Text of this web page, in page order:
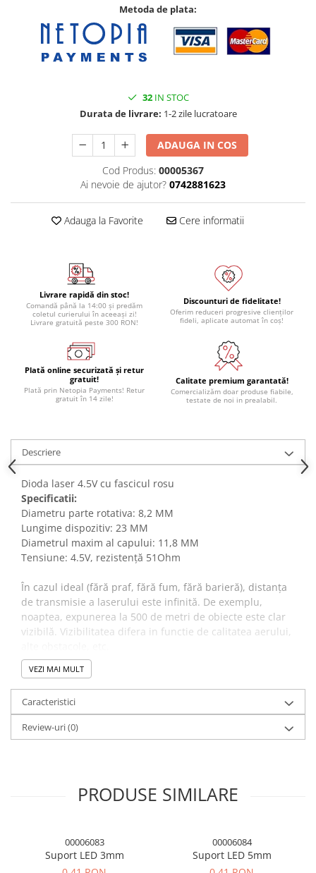
Scule
Rulmenti
CNC si accesorii CNC
Module balansare
Incarcare, descarcare si afisare
Accesorii baterii si acumulatori
Arduino si ESP32
Module Wireless
Senzori Arduino
Termostate
Ecrane LCD, TFT, OLED
Motoare
Variatoare turatie motoare
Surse de alimentare
Alimentatoare AC-DC
Convertoare DC-DC
Invertoare DC-AC
Panouri solare
Scule si aparate de masura
Aparate de masura si testare
Scule manuale si electrice
Cabluri, conectori si izolatie
Module Peltier, racire si
incalzire
Echipamente si accesorii banc
de lucru
Componente electronice
Rezistente si termistori
Metoda de plata:
32IN STOC
Durata de livrare: 1-2 zile lucratoare
ADAUGA IN COS
Cod Produs: 00005367
Ai nevoie de ajutor? 0742881623
Adauga la Favorite Cere informatii
Livrare rapidă din stoc!
Comandă până la 14:00 și predăm
coletul curierului în aceeași zi!
Livrare gratuită peste 300 RON!
Discounturi de fidelitate!
Oferim reduceri progresive clienților
fideli, aplicate automat în coș!
Plată online securizată și retur
gratuit!
Plată prin Netopia Payments! Retur
gratuit în 14 zile!
Calitate premium garantată!
Comercializăm doar produse fiabile,
testate de noi in prealabil.
Descriere
Dioda laser 4.5V cu fascicul rosu
Specificatii:
Diametru parte rotativa: 8,2 MM
Lungime dispozitiv: 23 MM
Diametrul maxim al capului: 11,8 MM
Tensiune: 4.5V, rezistență 51Ohm
În cazul ideal (fără praf, fără fum, fără barieră), distanța
de transmisie a laserului este infinită. De exemplu,
noaptea, expunerea la 500 de metri de obiecte este clar
vizibilă. Vizibilitatea difera in functie de calitatea aerului,
VEZI MAI MULT
Caracteristici
Review-uri(0)
PRODUSE SIMILARE
00006083
Suport LED 3mm
00006084
Suport LED 5mm